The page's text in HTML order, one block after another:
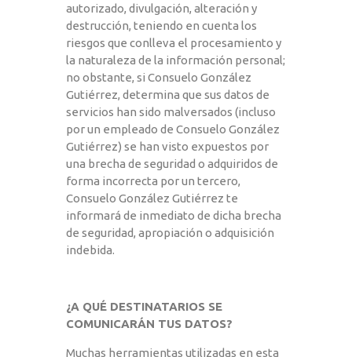
autorizado, divulgación, alteración y
destrucción, teniendo en cuenta los
riesgos que conlleva el procesamiento y
la naturaleza de la información personal;
no obstante, si Consuelo González
Gutiérrez, determina que sus datos de
servicios han sido malversados (incluso
por un empleado de Consuelo González
Gutiérrez) se han visto expuestos por
una brecha de seguridad o adquiridos de
forma incorrecta por un tercero,
Consuelo González Gutiérrez te
informará de inmediato de dicha brecha
de seguridad, apropiación o adquisición
indebida.
¿A QUÉ DESTINATARIOS SE
COMUNICARÁN TUS DATOS?
Muchas herramientas utilizadas en esta